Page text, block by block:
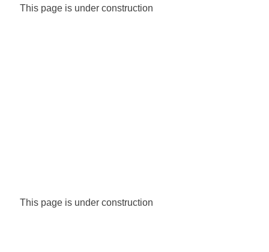
This page is under construction
This page is under construction